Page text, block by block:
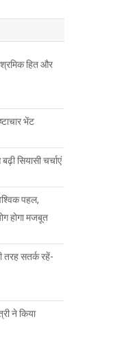
श्रमिक हित और
भेंट
सियासी चर्चाएं
पहल,
होगा मजबूत
तरह सतर्क रहें-
ने किया